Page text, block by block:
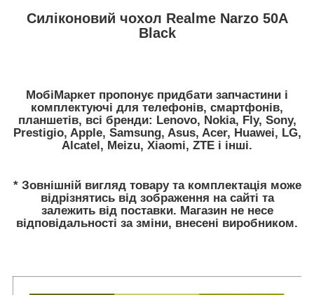
Силіконовий чохол Realme Narzo 50A
Black
МобіМаркет пропонує придбати запчастини і
комплектуючі для телефонів, смартфонів,
планшетів, всі бренди: Lenovo, Nokia, Fly, Sony,
Prestigio, Apple, Samsung, Asus, Acer, Huawei, LG,
Alcatel, Meizu, Xiaomi, ZTE і інші.
* Зовнішній вигляд товару та комплектація може
відрізнятись від зображення на сайті та
залежить від поставки. Магазин не несе
відповідальності за зміни, внесені виробником.